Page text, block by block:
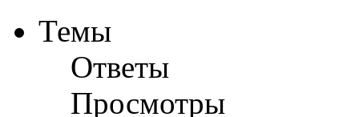
Темы
Ответы
Просмотры